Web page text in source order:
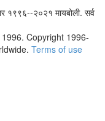
१९९६--२०२१ मायबोली. सर्व
Copyright 1996-
Terms of use